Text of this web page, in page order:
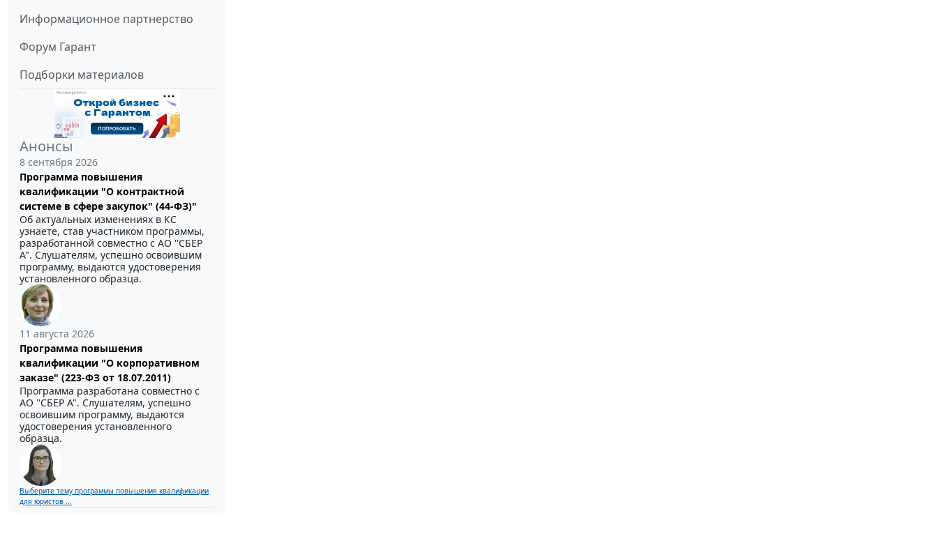
Информационное партнерство
Форум Гарант
Подборки материалов
Анонсы
8 сентября 2026
Программа повышения
квалификации "О контрактной
системе в сфере закупок" (44-ФЗ)"
Об актуальных изменениях в КС
узнаете, став участником программы,
разработанной совместно с АО ''СБЕР
А". Слушателям, успешно освоившим
программу, выдаются удостоверения
установленного образца.
11 августа 2026
Программа повышения
квалификации "О корпоративном
заказе" (223-ФЗ от 18.07.2011)
Программа разработана совместно с
АО ''СБЕР А". Слушателям, успешно
освоившим программу, выдаются
удостоверения установленного
образца.
Выберите тему программы повышения квалификации
для юристов ...